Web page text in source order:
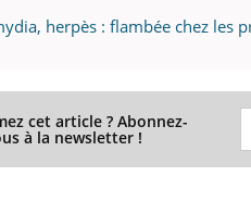
herpès : flambée chez les
cet article ? Abonnez-
à la newsletter !